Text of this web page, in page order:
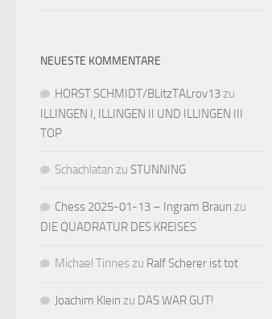
NEUESTE KOMMENTARE
HORST SCHMIDT/BLitzTALrov13zu
ILLINGEN I, ILLINGEN II UND ILLINGEN III
TOP
Schachlatan zu STUNNING
Chess 2025-01-13 – Ingram Braun zu
DIE QUADRATUR DES KREISES
Michael Tinnes zu Ralf Scherer ist tot
Joachim Klein zu DAS WAR GUT!